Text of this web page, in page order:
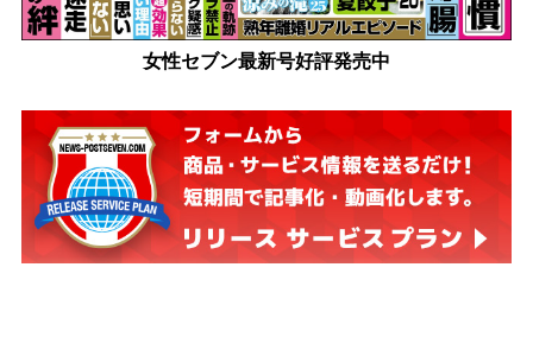
女性セブン最新号好評発売中